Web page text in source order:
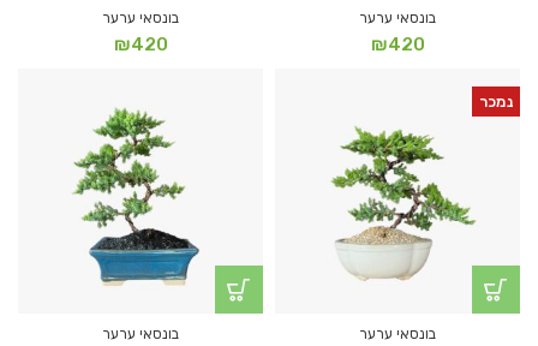
בונסאי ערער
₪420
בונסאי ערער
₪420
נמכר
בונסאי ערער בונסאי ערער